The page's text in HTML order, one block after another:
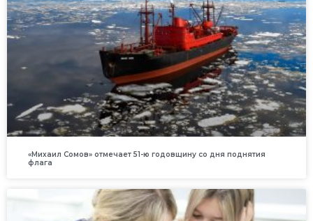
«Михаил Сомов» отмечает 51-ю годовщину со дня поднятия
флага